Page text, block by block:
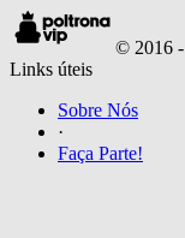
© 2016 -
Links úteis
Sobre Nós
·
Faça Parte!